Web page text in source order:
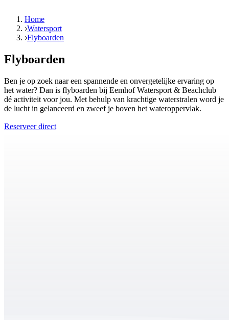
Home
Watersport
Flyboarden
Flyboarden
Ben je op zoek naar een spannende en onvergetelijke ervaring op
het water? Dan is flyboarden bij Eemhof Watersport & Beachclub
dé activiteit voor jou. Met behulp van krachtige waterstralen word je
de lucht in gelanceerd en zweef je boven het wateroppervlak.
Reserveer direct